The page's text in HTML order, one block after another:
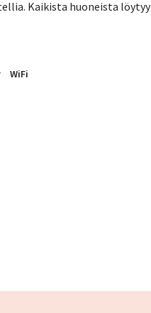
Kaikista huoneista löytyy
WiFi